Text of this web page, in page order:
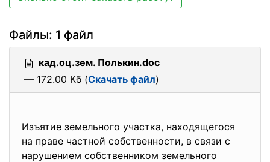
Файлы: 1 файл
кад.оц.зем. Полькин.doc
— 172.00 Кб (Скачать файл)
Изъятие земельного участка, находящегося
на праве частной собственности, в связи с
нарушением собственником земельного